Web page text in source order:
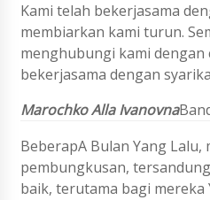
Kami telah bekerjasama
membiarkan kami turun.
menghubungi kami dengan
bekerjasama dengan
Marochko Alla Ivanovna
BeberapA Bulan Yang
pembungkusan,
baik, terutama bagi